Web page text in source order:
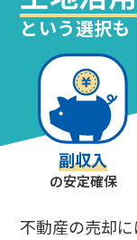
という選択も
副収入
の安定確保
不動産の売却